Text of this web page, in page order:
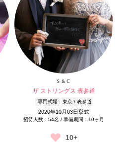
S & C
ザ ストリングス 表参道
専門式場 東京 / 表参道
2020年10月03日挙式
招待人数：54名 / 準備期間：10ヶ月
10+